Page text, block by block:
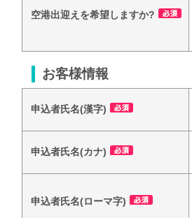
空港出迎えを希望しますか?
お客様情報
申込者氏名(漢字)
申込者氏名(カナ)
申込者氏名(ローマ字)